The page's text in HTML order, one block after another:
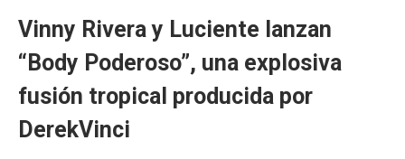
Vinny Rivera y Luciente lanzan
“Body Poderoso”, una explosiva
fusión tropical producida por
DerekVinci